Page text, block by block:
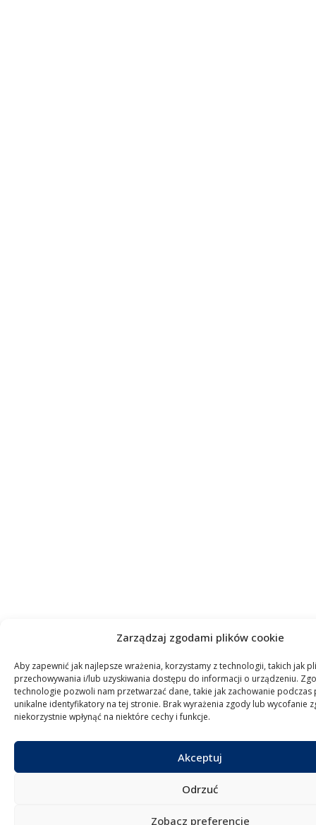
Zarządzaj zgodami plików cookie
Aby zapewnić jak najlepsze wrażenia, korzystamy z technologii, takich jak
przechowywania i/lub uzyskiwania dostępu do informacji o urządzeniu.
technologie pozwoli nam przetwarzać dane, takie jak zachowanie podczas
unikalne identyfikatory na tej stronie. Brak wyrażenia zgody lub wycofanie
niekorzystnie wpłynąć na niektóre cechy i funkcje.
Akceptuj
Odrzuć
Zobacz preferencje